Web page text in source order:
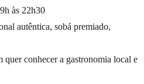
às 22h30
autêntica, sobá premiado,
quer conhecer a gastronomia local e